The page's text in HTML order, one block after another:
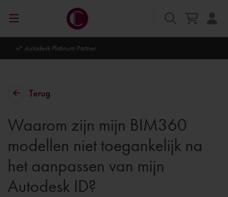
Autodesk Platinum Partner
Terug
Waarom zijn mijn BIM360
modellen niet toegankelijk na
het aanpassen van mijn
Autodesk ID?